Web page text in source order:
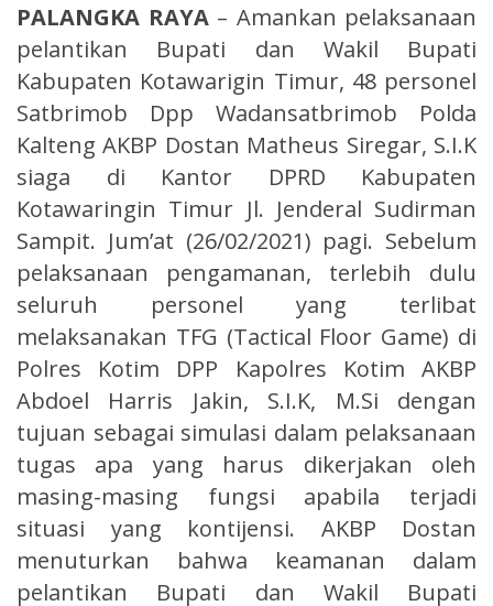
PALANGKA RAYA– Amankan pelaksanaan
pelantikan Bupati dan Wakil Bupati
Kabupaten Kotawarigin Timur, 48 personel
Satbrimob Dpp Wadansatbrimob Polda
Kalteng AKBP Dostan Matheus Siregar, S.I.K
siaga di Kantor DPRD Kabupaten
Kotawaringin Timur Jl. Jenderal Sudirman
Sampit. Jum’at (26/02/2021) pagi. Sebelum
pelaksanaan pengamanan, terlebih dulu
seluruh personel yang terlibat
melaksanakan TFG (Tactical Floor Game) di
Polres Kotim DPP Kapolres Kotim AKBP
Abdoel Harris Jakin, S.I.K, M.Si dengan
tujuan sebagai simulasi dalam pelaksanaan
tugas apa yang harus dikerjakan oleh
masing-masing fungsi apabila terjadi
situasi yang kontijensi. AKBP Dostan
menuturkan bahwa keamanan dalam
pelantikan Bupati dan Wakil Bupati